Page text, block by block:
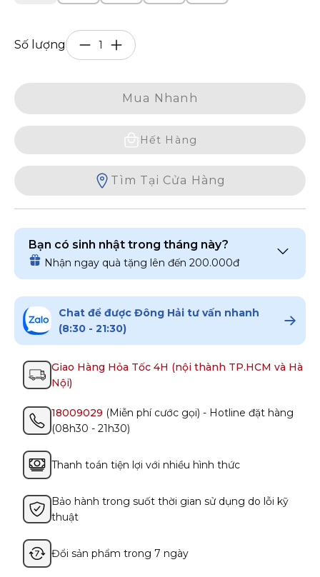
Số lượng
Mua Nhanh
Hết Hàng
Tìm Tại Cửa Hàng
Bạn có sinh nhật trong tháng này?
Nhận ngay quà tặng lên đến 200.000đ
Chat để được Đông Hải tư vấn nhanh
(8:30 - 21:30)
Giao Hàng Hỏa Tốc 4H (nội thành TP.HCM và Hà
Nội)
18009029 (Miễn phí cước gọi) - Hotline đặt hàng
(08h30 - 21h30)
Thanh toán tiện lợi với nhiều hình thức
Bảo hành trong suốt thời gian sử dụng do lỗi kỹ
thuật
Đổi sản phẩm trong 7 ngày